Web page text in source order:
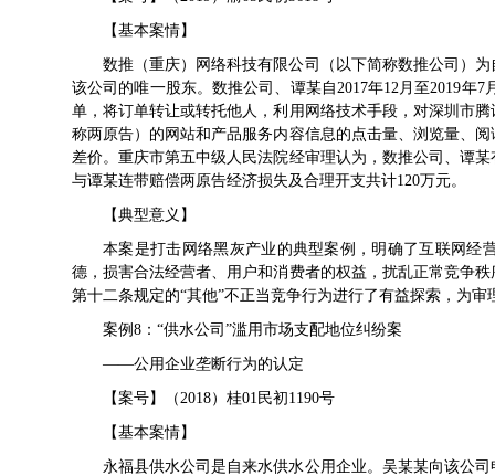
【基本案情】
数推（重庆）网络科技有限公司（以下简称数推公司）
该公司的唯一股东。数推公司、谭某自2017年12月至2019年
单，将订单转让或转托他人，利用网络技术手段，对深圳市
称两原告）的网站和产品服务内容信息的点击量、浏览量、
差价。重庆市第五中级人民法院经审理认为，数推公司、谭
与谭某连带赔偿两原告经济损失及合理开支共计120万元。
【典型意义】
本案是打击网络黑灰产业的典型案例，明确了互联网经
德，损害合法经营者、用户和消费者的权益，扰乱正常竞争
第十二条规定的“其他”不正当竞争行为进行了有益探索，为
案例8：“供水公司”滥用市场支配地位纠纷案
——公用企业垄断行为的认定
【案号】（2018）桂01民初1190号
【基本案情】
永福县供水公司是自来水供水公用企业。吴某某向该公